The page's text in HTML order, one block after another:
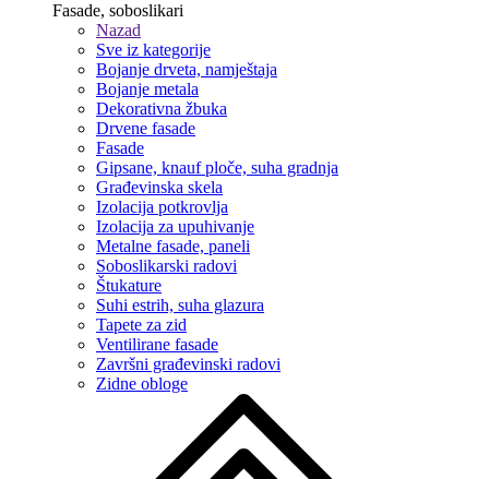
Fasade, soboslikari
Nazad
Sve iz kategorije
Bojanje drveta, namještaja
Bojanje metala
Dekorativna žbuka
Drvene fasade
Fasade
Gipsane, knauf ploče, suha gradnja
Građevinska skela
Izolacija potkrovlja
Izolacija za upuhivanje
Metalne fasade, paneli
Soboslikarski radovi
Štukature
Suhi estrih, suha glazura
Tapete za zid
Ventilirane fasade
Završni građevinski radovi
Zidne obloge